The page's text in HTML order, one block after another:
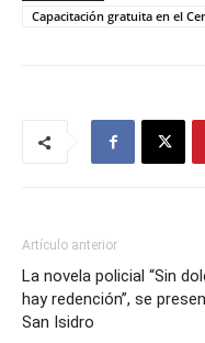
Capacitación gratuita en el
Artículo anterior
La novela policial “Sin
hay redención”, se
San Isidro